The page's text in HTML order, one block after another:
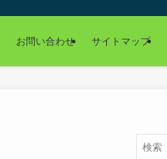
お問い合わせ サイトマップ